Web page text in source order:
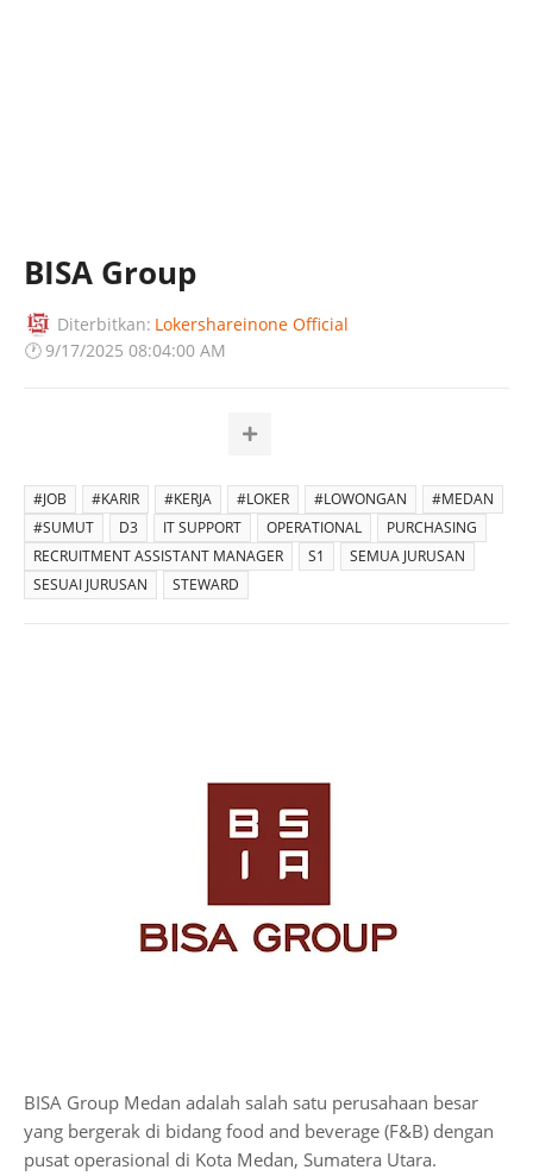
BISA Group
Diterbitkan: Lokershareinone Official
🕐 9/17/2025 08:04:00 AM
#JOB #KARIR #KERJA #LOKER #LOWONGAN
#MEDAN
#SUMUT
D3 IT SUPPORT OPERATIONAL
PURCHASING
RECRUITMENT ASSISTANT MANAGER
S1
SEMUA JURUSAN
SESUAI JURUSAN
STEWARD
BISA Group Medan adalah salah satu perusahaan besar
yang bergerak di bidang food and beverage (F&B) dengan
pusat operasional di Kota Medan, Sumatera Utara.